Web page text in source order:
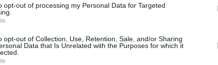
opt-out of processing my Personal Data for Targeted
opt-out of Collection, Use, Retention, Sale, and/or Sharing
Data that Is Unrelated with the Purposes for which it
παθόντες δεν παρέστη για υποστήριξη
ωστόσο υπό το βάρος των αποδεικτικών
48χρονος καταδικάστηκε ενώ καταδικαστική
πρόταση.